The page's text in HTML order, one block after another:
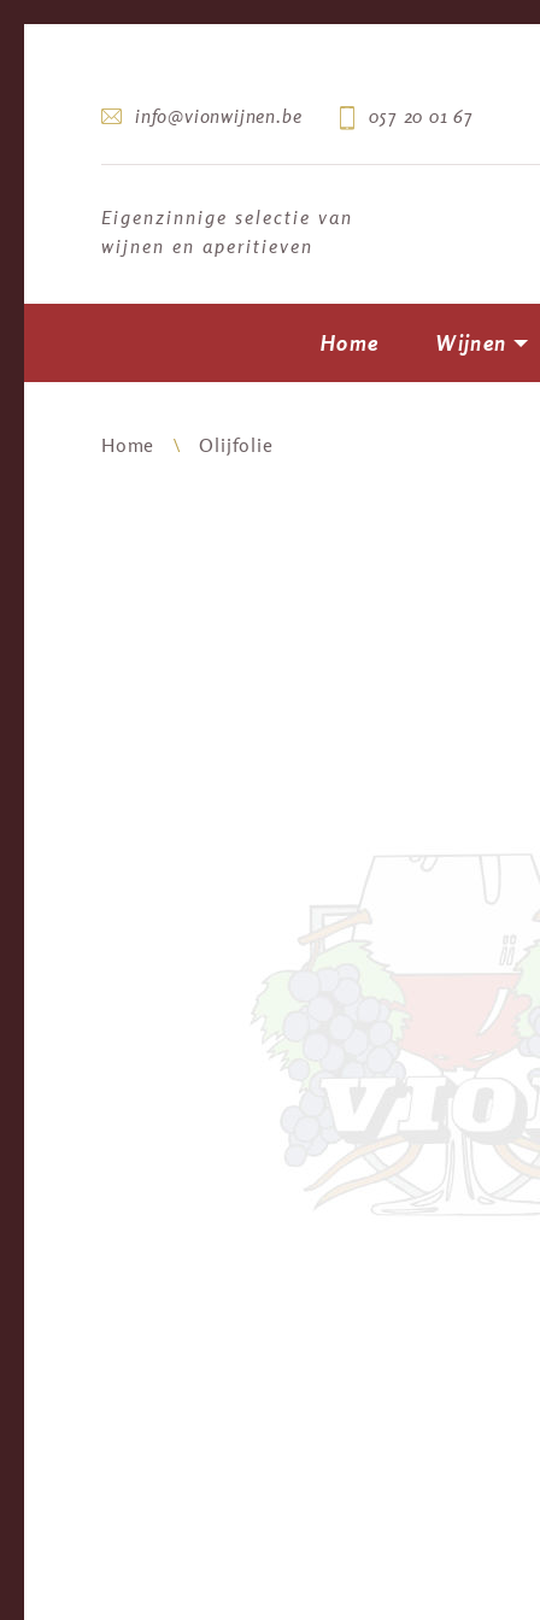
info@vionwijnen.be 057 20 01 67
Eigenzinnige selectie van
wijnen en aperitieven
Home Wijnen
Home Olijfolie